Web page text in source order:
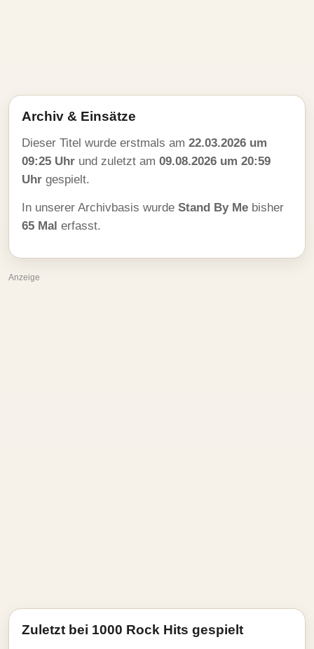
Archiv & Einsätze
Dieser Titel wurde erstmals am 22.03.2026 um
09:25 Uhr und zuletzt am 09.08.2026 um 20:59
Uhr gespielt.
In unserer Archivbasis wurde Stand By Me bisher
65 Mal erfasst.
Anzeige
Zuletzt bei 1000 Rock Hits gespielt